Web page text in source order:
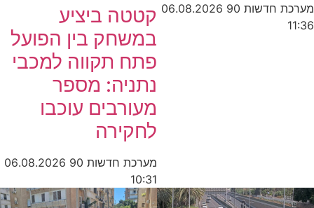
מערכת חדשות 90
06.08.2026
11:36
קטטה ביציע
במשחק בין הפועל
פתח תקווה למכבי
נתניה: מספר
מעורבים עוכבו
לחקירה
מערכת חדשות 90
06.08.2026
10:31